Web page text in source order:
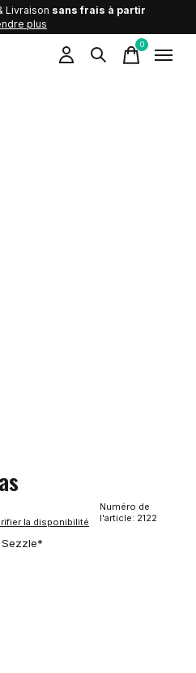
Livraison sans frais à partir
plus
0items
la disponibilité
Numéro de
l'article: 2122
Sezzle*